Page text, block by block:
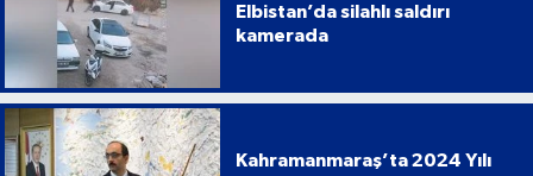
Elbistan’da silahlı saldırı
kamerada
Kahramanmaraş’ta 2024 Yılı